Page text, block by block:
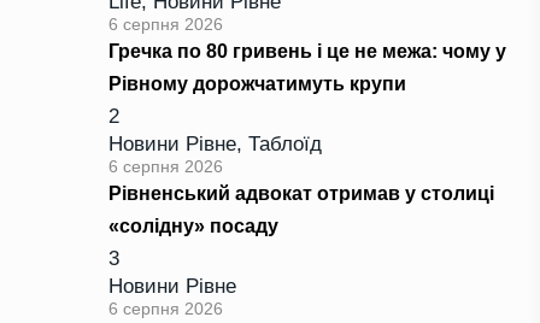
6 серпня 2026
Гречка по 80 гривень і це не межа: чому у
Рівному дорожчатимуть крупи
2
Новини Рівне, Таблоїд
6 серпня 2026
Рівненський адвокат отримав у столиці
«солідну» посаду
3
Новини Рівне
6 серпня 2026